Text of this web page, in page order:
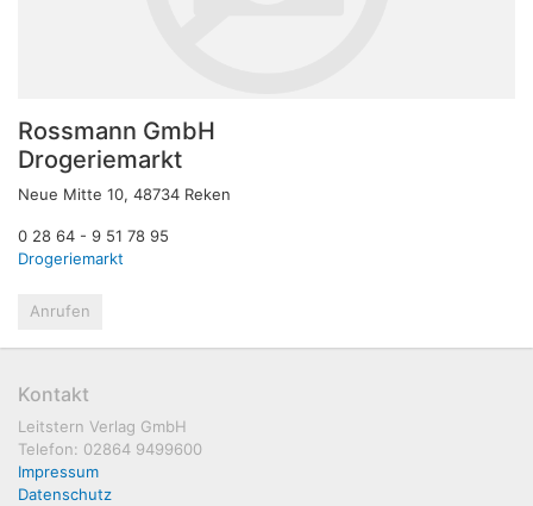
Rossmann GmbH
Drogeriemarkt
Neue Mitte 10, 48734 Reken
0 28 64 - 9 51 78 95
Drogeriemarkt
Anrufen
Kontakt
Leitstern Verlag GmbH
Telefon: 02864 9499600
Impressum
Datenschutz